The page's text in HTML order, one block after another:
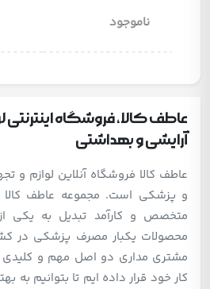
ناموجود
عاطف کالا، فروشگاه
آرایشی و بهداشتی
عاطف کالا فروشگاه آنلاین لوازم و
و پزشکی است. مجموعه عاطف کالا
متخصص و کارآمد تبدیل به یکی از
محصولات یکبار مصرف پزشکی در
مشتری مداری دو اصل مهم و کلیدی
کار خود قرار داده ایم تا بتوانیم